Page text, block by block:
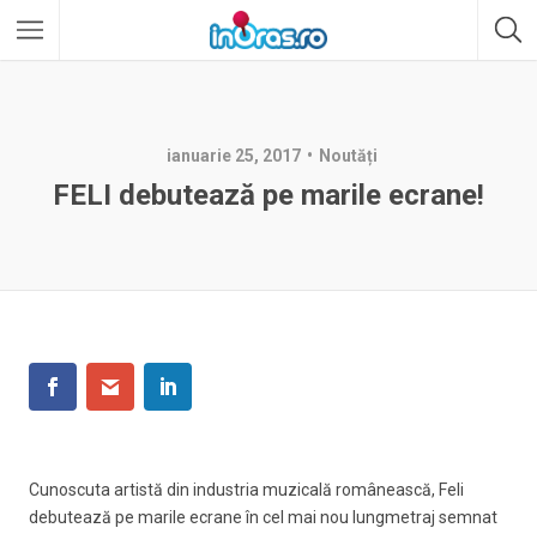
ianuarie 25, 2017 Noutăți
FELI debutează pe marile ecrane!
Cunoscuta artistă din industria muzicală românească, Feli
debutează pe marile ecrane în cel mai nou lungmetraj semnat